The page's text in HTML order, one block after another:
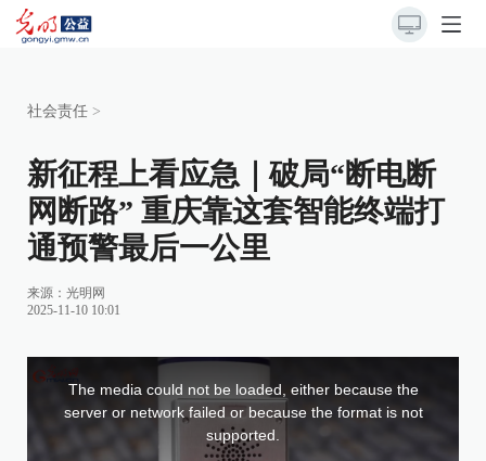
社会责任 >
新征程上看应急｜破局“断电断
网断路” 重庆靠这套智能终端打
通预警最后一公里
来源： 光明网
2025-11-10 10:01
is
The media could not be loaded, either because the
server or network failed or because the format is not
supported.